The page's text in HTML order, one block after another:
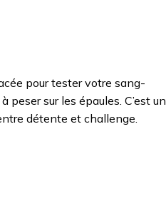
pour tester votre sang-
sur les épaules. C’est un
détente et challenge.